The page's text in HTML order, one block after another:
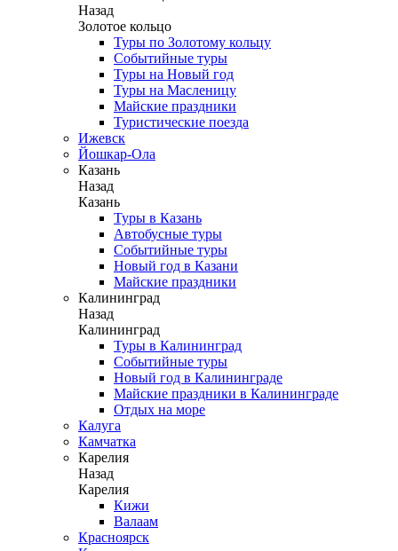
Назад
Золотое кольцо
Туры по Золотому кольцу
Событийные туры
Туры на Новый год
Туры на Масленицу
Майские праздники
Туристические поезда
Ижевск
Йошкар-Ола
Казань
Назад
Казань
Туры в Казань
Автобусные туры
Событийные туры
Новый год в Казани
Майские праздники
Калининград
Назад
Калининград
Туры в Калининград
Событийные туры
Новый год в Калининграде
Майские праздники в Калининграде
Отдых на море
Калуга
Камчатка
Карелия
Назад
Карелия
Кижи
Валаам
Красноярск